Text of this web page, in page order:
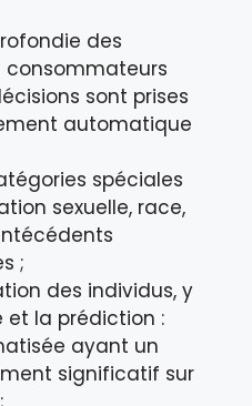
des
consommateurs
sont prises
automatique
spéciales
sexuelle, race,
;
des individus, y
et la prédiction :
ayant un
significatif sur